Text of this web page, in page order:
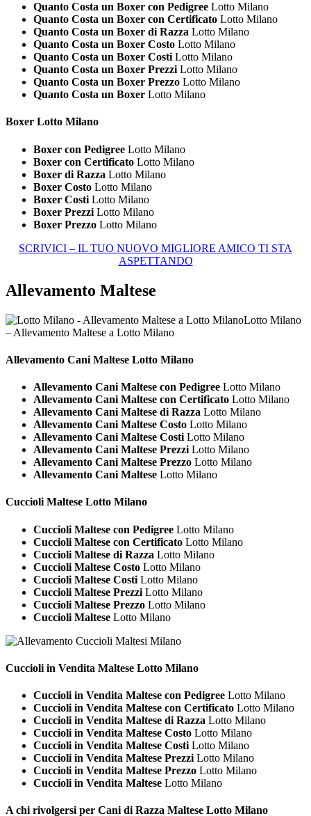
Quanto Costa un Boxer con Pedigree Lotto Milano
Quanto Costa un Boxer con Certificato Lotto Milano
Quanto Costa un Boxer di Razza Lotto Milano
Quanto Costa un Boxer Costo Lotto Milano
Quanto Costa un Boxer Costi Lotto Milano
Quanto Costa un Boxer Prezzi Lotto Milano
Quanto Costa un Boxer Prezzo Lotto Milano
Quanto Costa un Boxer Lotto Milano
Boxer Lotto Milano
Boxer con Pedigree Lotto Milano
Boxer con Certificato Lotto Milano
Boxer di Razza Lotto Milano
Boxer Costo Lotto Milano
Boxer Costi Lotto Milano
Boxer Prezzi Lotto Milano
Boxer Prezzo Lotto Milano
SCRIVICI – IL TUO NUOVO MIGLIORE AMICO TI STA
ASPETTANDO
Allevamento Maltese
Lotto Milano
– Allevamento Maltese a Lotto Milano
Allevamento Cani Maltese Lotto Milano
Allevamento Cani Maltese con Pedigree Lotto Milano
Allevamento Cani Maltese con Certificato Lotto Milano
Allevamento Cani Maltese di Razza Lotto Milano
Allevamento Cani Maltese Costo Lotto Milano
Allevamento Cani Maltese Costi Lotto Milano
Allevamento Cani Maltese Prezzi Lotto Milano
Allevamento Cani Maltese Prezzo Lotto Milano
Allevamento Cani Maltese Lotto Milano
Cuccioli Maltese Lotto Milano
Cuccioli Maltese con Pedigree Lotto Milano
Cuccioli Maltese con Certificato Lotto Milano
Cuccioli Maltese di Razza Lotto Milano
Cuccioli Maltese Costo Lotto Milano
Cuccioli Maltese Costi Lotto Milano
Cuccioli Maltese Prezzi Lotto Milano
Cuccioli Maltese Prezzo Lotto Milano
Cuccioli Maltese Lotto Milano
Cuccioli in Vendita Maltese Lotto Milano
Cuccioli in Vendita Maltese con Pedigree Lotto Milano
Cuccioli in Vendita Maltese con Certificato Lotto Milano
Cuccioli in Vendita Maltese di Razza Lotto Milano
Cuccioli in Vendita Maltese Costo Lotto Milano
Cuccioli in Vendita Maltese Costi Lotto Milano
Cuccioli in Vendita Maltese Prezzi Lotto Milano
Cuccioli in Vendita Maltese Prezzo Lotto Milano
Cuccioli in Vendita Maltese Lotto Milano
A chi rivolgersi per Cani di Razza Maltese Lotto Milano